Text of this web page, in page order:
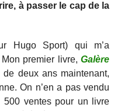
à passer le cap de la
Hugo Sport) qui m’a
Mon premier livre,Galère
deux ans maintenant,
On n’en a pas vendu
500 ventes pour un livre